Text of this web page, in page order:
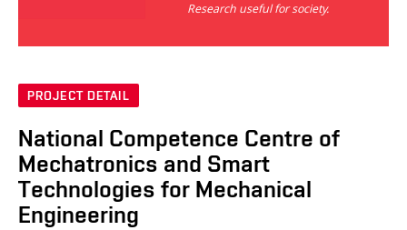
Research useful for society.
PROJECT DETAIL
National Competence Centre of
Mechatronics and Smart
Technologies for Mechanical
Engineering